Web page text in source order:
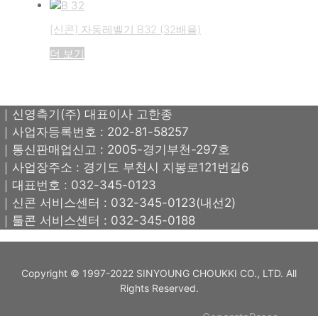
[신콘] 자동레벨기 B32 (32배율)
더 보기
｜신영측기(주) 대표이사 고한종
｜사업자등록번호 : 202-81-58257
｜통신판매업신고 : 2005-경기부천-297호
｜사업장주소 : 경기도 부천시 지봉로121번길6
｜대표번호 : 032-345-0123
｜신콘 서비스센터 : 032-345-0123(내선2)
｜툴콘 서비스센터 : 032-345-0188
Copyright © 1997-2022 SINYOUNG CHOUKKI CO., LTD. All
Rights Reserved.